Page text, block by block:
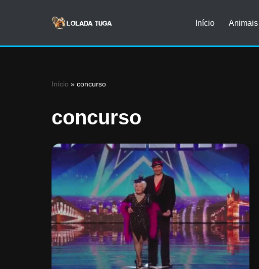
Início Animais
Início » concurso
concurso